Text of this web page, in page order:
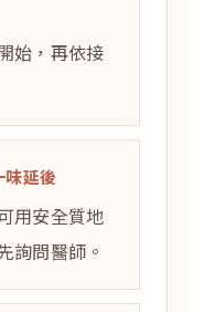
始，再依接
延後
用安全質地
詢問醫師。